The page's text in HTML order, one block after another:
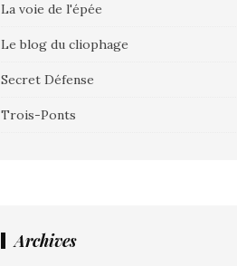
La voie de l'épée
Le blog du cliophage
Secret Défense
Trois-Ponts
Archives